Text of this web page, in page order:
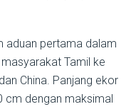
aduan pertama dalam
Tamil ke
China. Panjang ekor
cm dengan maksimal